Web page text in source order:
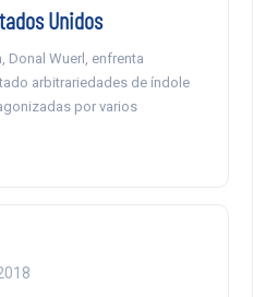
Unidos
Donal Wuerl, enfrenta
arbitrariedades de índole
por varios